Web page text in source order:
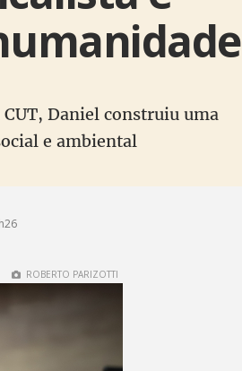
Daniel construiu uma
e ambiental
ROBERTO PARIZOTTI